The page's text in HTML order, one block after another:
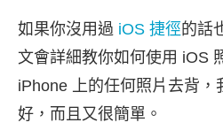
如果你沒用過 iOS 捷徑的話
文會詳細教你如何使用 iOS
iPhone 上的任何照片去背，
好，而且又很簡單。